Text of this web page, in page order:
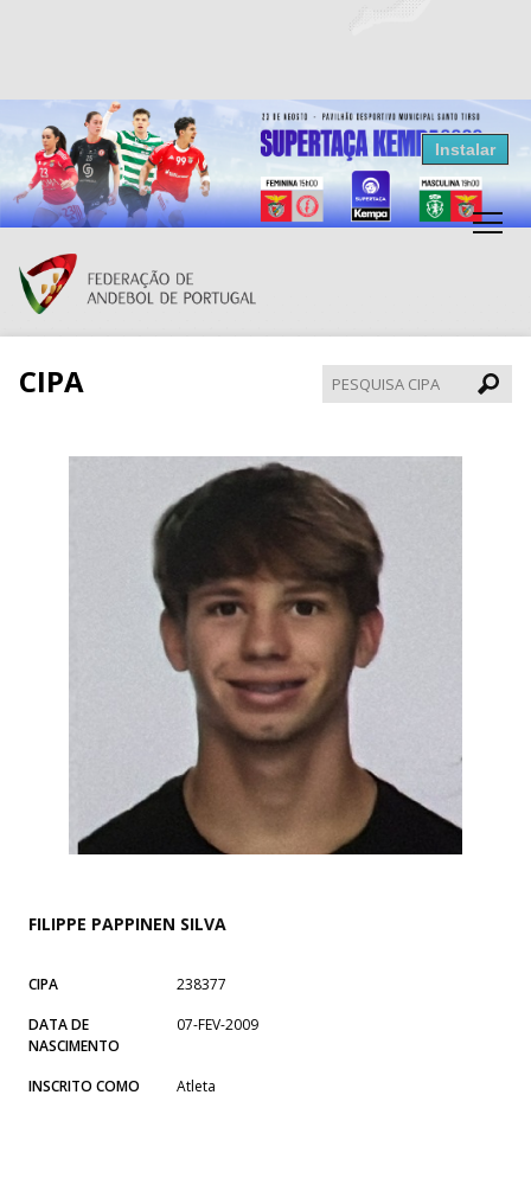
Resultados Andebol
Federação de Andebol de Portugal
Grátis - Disponivel na Play Store
Instalar
CIPA
CIPA
FILIPPE PAPPINEN SILVA
CIPA
238377
DATA DE
NASCIMENTO
07-FEV-2009
INSCRITO COMO Atleta